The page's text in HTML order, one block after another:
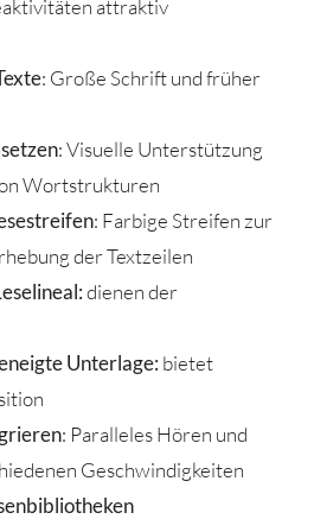
attraktiv
: Große Schrift und früher
: Visuelle Unterstützung
Wortstrukturen
: Farbige Streifen zur
der Textzeilen
dienen der
Unterlage: bietet
: Paralleles Hören und
Geschwindigkeiten